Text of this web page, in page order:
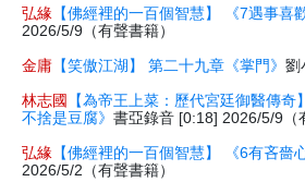
弘緣 【佛經裡的一百個智慧】 《7遇事喜
2026/5/9（有聲書籍）
金庸 【笑傲江湖】 第二十九章《掌門》劉
林志國
【為帝王上菜：歷代宮廷御醫傳
不捨是豆腐》書亞錄音 [0:18] 2026/5/9（
弘緣 【佛經裡的一百個智慧】 《6有吝嗇
2026/5/2（有聲書籍）